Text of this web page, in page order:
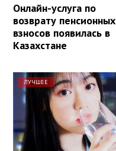
Онлайн-услуга по
возврату пенсионных
взносов появилась в
Казахстане
ЛУЧШЕЕ